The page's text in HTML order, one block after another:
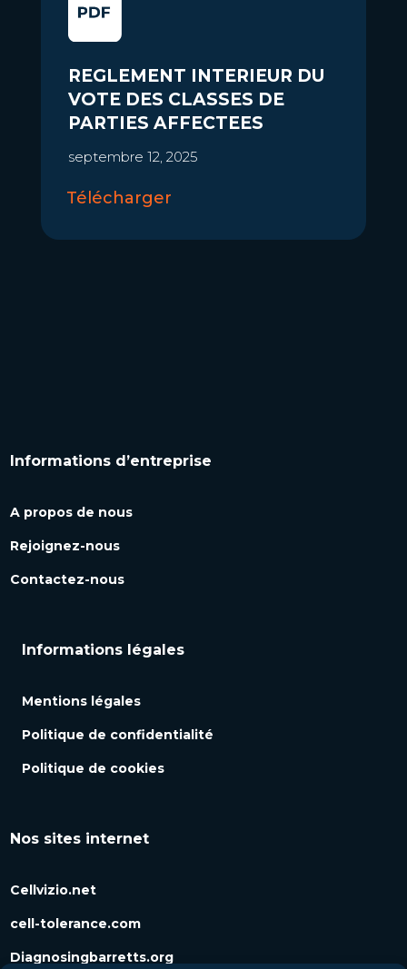
REGLEMENT INTERIEUR DU
VOTE DES CLASSES DE
PARTIES AFFECTEES
septembre 12, 2025
Télécharger
Informations d’entreprise
A propos de nous
Rejoignez-nous
Contactez-nous
Informations légales
Mentions légales
Politique de confidentialité
Politique de cookies
Nos sites internet
Cellvizio.net
cell-tolerance.com
Diagnosingbarretts.org